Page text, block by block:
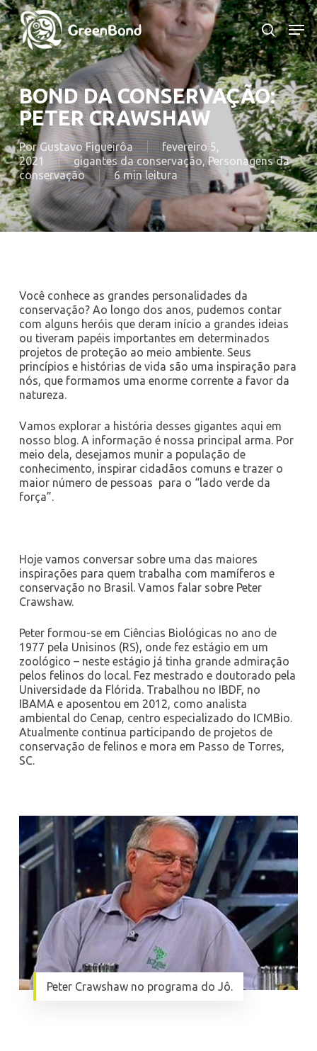
Skip
to
main
content
search
BOND DA CONSERVAÇÃO:
PETER CRAWSHAW
Por Gustavo Figueirôa
fevereiro 5,
2021
gigantes da conservação,Personagens da
conservação
6 min leitura
Você conhece as grandes personalidades da
conservação? Ao longo dos anos, pudemos contar
com alguns heróis que deram início a grandes ideias
ou tiveram papéis importantes em determinados
projetos de proteção ao meio ambiente. Seus
princípios e histórias de vida são uma inspiração para
nós, que formamos uma enorme corrente a favor da
natureza.
Vamos explorar a história desses gigantes aqui em
nosso blog. A informação é nossa principal arma. Por
meio dela, desejamos munir a população de
conhecimento, inspirar cidadãos comuns e trazer o
maior número de pessoas para o “lado verde da
força”.
Hoje vamos conversar sobre uma das maiores
inspirações para quem trabalha com mamíferos e
conservação no Brasil. Vamos falar sobre Peter
Crawshaw.
Peter formou-se em Ciências Biológicas no ano de
1977 pela Unisinos (RS), onde fez estágio em um
zoológico – neste estágio já tinha grande admiração
pelos felinos do local. Fez mestrado e doutorado pela
Universidade da Flórida. Trabalhou no IBDF, no
IBAMA e aposentou em 2012, como analista
ambiental do Cenap, centro especializado do ICMBio.
Atualmente continua participando de projetos de
conservação de felinos e mora em Passo de Torres,
SC.
Peter Crawshaw no programa do Jô.